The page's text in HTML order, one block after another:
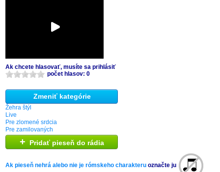
Ak chcete hlasovať, musíte sa prihlásiť
počet hlasov: 0
Zmeniť kategórie
Žehra štýl
Live
Pre zlomené srdcia
Pre zamilovaných
+ Pridať pieseň do rádia
Ak pieseň nehrá alebo nie je rómskeho charakteru označte ju